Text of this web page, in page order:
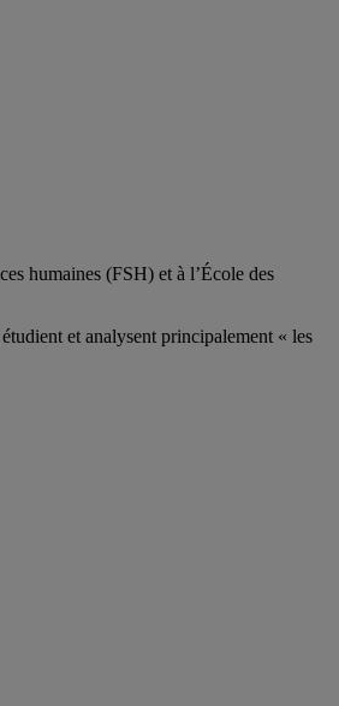
humaines (FSH) et à l’École des
et analysent principalement « les